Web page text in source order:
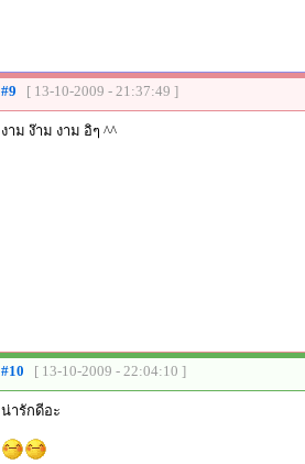
#9 [ 13-10-2009 - 21:37:49 ]
งาม ง๊าม งาม อิๆ ^^
#10 [ 13-10-2009 - 22:04:10 ]
น่ารักดีอะ